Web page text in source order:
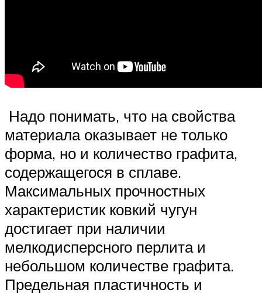
Надо понимать, что на свойства
материала оказывает не только
форма, но и количество графита,
содержащегося в сплаве.
Максимальных прочностных
характеристик ковкий чугун
достигает при наличии
мелкодисперсного перлита и
небольшом количестве графита.
Предельная пластичность и